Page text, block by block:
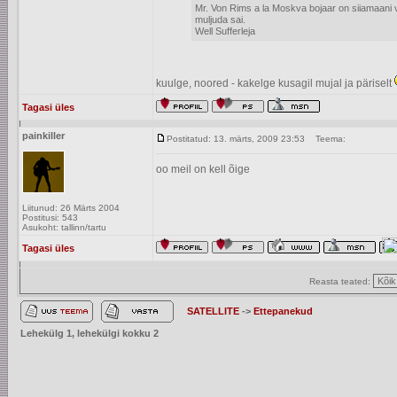
Mr. Von Rims a la Moskva bojaar on
muljuda sai.
Well Sufferleja
kuulge, noored - kakelge kusagil mujal ja päriselt
Tagasi üles
painkiller
Liitunud: 26 Märts 2004
Postitusi: 543
Asukoht: tallinn/tartu
Postitatud: 13. märts, 2009 23:53 Teema:
oo meil on kell õige
Tagasi üles
Reasta teated:
SATELLITE -> Ettepanekud
Lehekülg 1, lehekülgi kokku 2